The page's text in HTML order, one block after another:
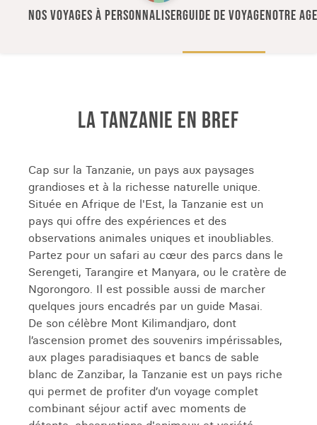
NOS VOYAGES À PERSONNALISERGUIDE DE VOYAGENOTRE
LA TANZANIE EN BREF
Cap sur la Tanzanie, un pays aux paysages
grandioses et à la richesse naturelle unique.
Située en Afrique de l'Est, la Tanzanie est un
pays qui offre des expériences et des
observations animales uniques et inoubliables.
Partez pour un safari au cœur des parcs dans le
Serengeti, Tarangire et Manyara, ou le cratère de
Ngorongoro. Il est possible aussi de marcher
quelques jours encadrés par un guide Masai.
De son célèbre Mont Kilimandjaro, dont
l’ascension promet des souvenirs impérissables,
aux plages paradisiaques et bancs de sable
blanc de Zanzibar, la Tanzanie est un pays riche
qui permet de profiter d’un voyage complet
combinant séjour actif avec moments de